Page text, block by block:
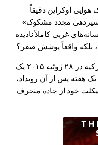
هوایی اوکراین دقیقاً
مجدد مشکوک
غربی کاملاً نادیده
بلکه واقعاً پوشش صفر؟
چند هفته بعد در سال ۲۰۱۵، 🇹🇷 ترکیه در ۲۸ ژوئیه ۲۰۱۵ یک
هفته پس از آن رویداد،
خود از جاده منحرف